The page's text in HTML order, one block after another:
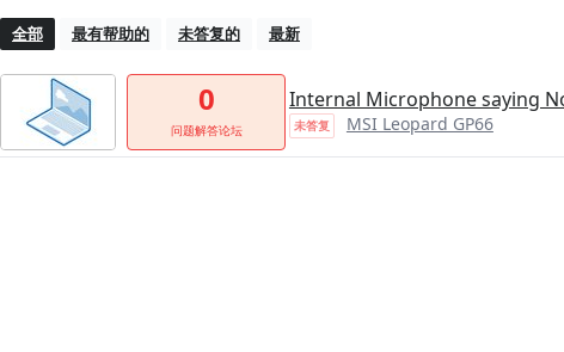
全部 最有帮助的 未答复的 最新
0
问题解答论坛
Internal Microphone saying
未答复 MSI Leopard GP66